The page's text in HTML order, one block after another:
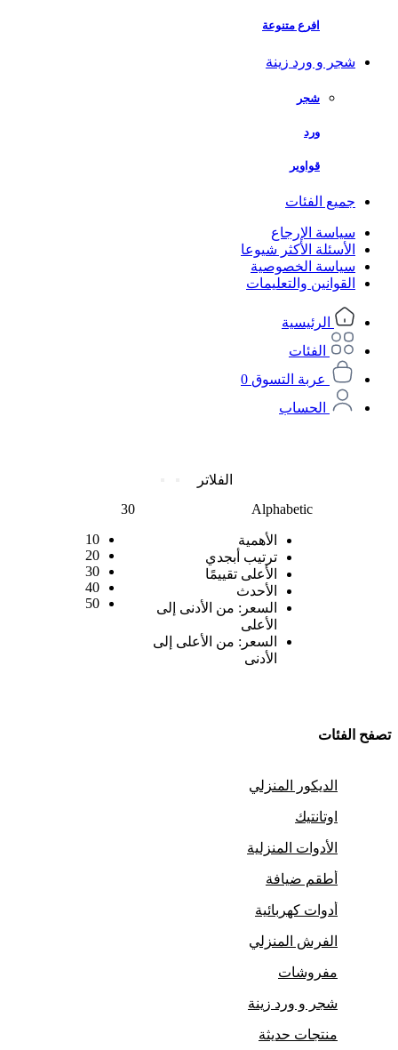
افرع متنوعة
شجر و ورد زينة
شجر
ورد
قواوير
جميع الفئات
سياسة الإرجاع
الأسئلة الأكثر شيوعا
سياسة الخصوصية
القوانين والتعليمات
الرئيسية
الفئات
عربة التسوق 0
الحساب
تصفح الفئات
الديكور المنزلي
اوتانتيك
الأدوات المنزلية
أطقم ضيافة
أدوات كهربائية
الفرش المنزلي
مفروشات
شجر و ورد زينة
منتجات حديثة
الفلاتر
Alphabetic
الأهمية
ترتيب أبجدي
الأعلى تقييمًا
الأحدث
السعر: من الأدنى إلى
الأعلى
السعر: من الأعلى إلى
الأدنى
30
10
20
30
40
50